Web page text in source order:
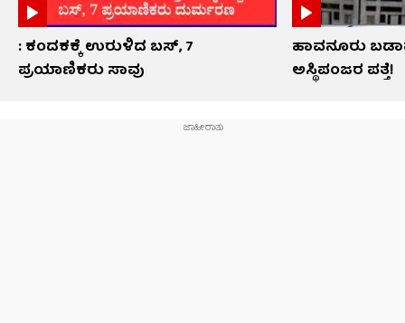
: ಕಂದಕಕ್ಕೆ ಉರುಳಿದ ಬಸ್, 7
ಪ್ರಯಾಣಿಕರು ಸಾವು
ಹಾವನೂರು
ಅಸ್ಥಿಪಂಜರ ಪತ್ತೆ!